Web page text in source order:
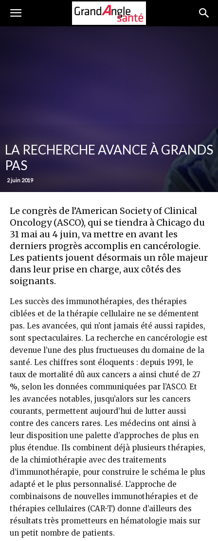
LA RECHERCHE AVANCE À GRANDS
PAS
2 juin 2019
Le congrès de l’American Society of Clinical
Oncology (ASCO), qui se tiendra à Chicago du
31 mai au 4 juin, va mettre en avant les
derniers progrès accomplis en cancérologie.
Les patients jouent désormais un rôle majeur
dans leur prise en charge, aux côtés des
soignants.
Les succès des immunothérapies, des thérapies
ciblées et de la thérapie cellulaire ne se démentent
pas. Les avancées, qui n’ont jamais été aussi rapides,
sont spectaculaires. La recherche en cancérologie est
devenue l’une des plus fructueuses du domaine de la
santé. Les chiffres sont éloquents : depuis 1991, le
taux de mortalité dû aux cancers a ainsi chuté de 27
%, selon les données communiquées par l’ASCO. Et
les avancées notables, jusqu’alors sur les cancers
courants, permettent aujourd’hui de lutter aussi
contre des cancers rares. Les médecins ont ainsi à
leur disposition une palette d’approches de plus en
plus étendue. Ils combinent déjà plusieurs thérapies,
de la chimiothérapie avec des traitements
d’immunothérapie, pour construire le schéma le plus
adapté et le plus personnalisé. L’approche de
combinaisons de nouvelles immunothérapies et de
thérapies cellulaires (CAR-T) donne d’ailleurs des
résultats très prometteurs en hématologie mais sur
un petit nombre de patients.